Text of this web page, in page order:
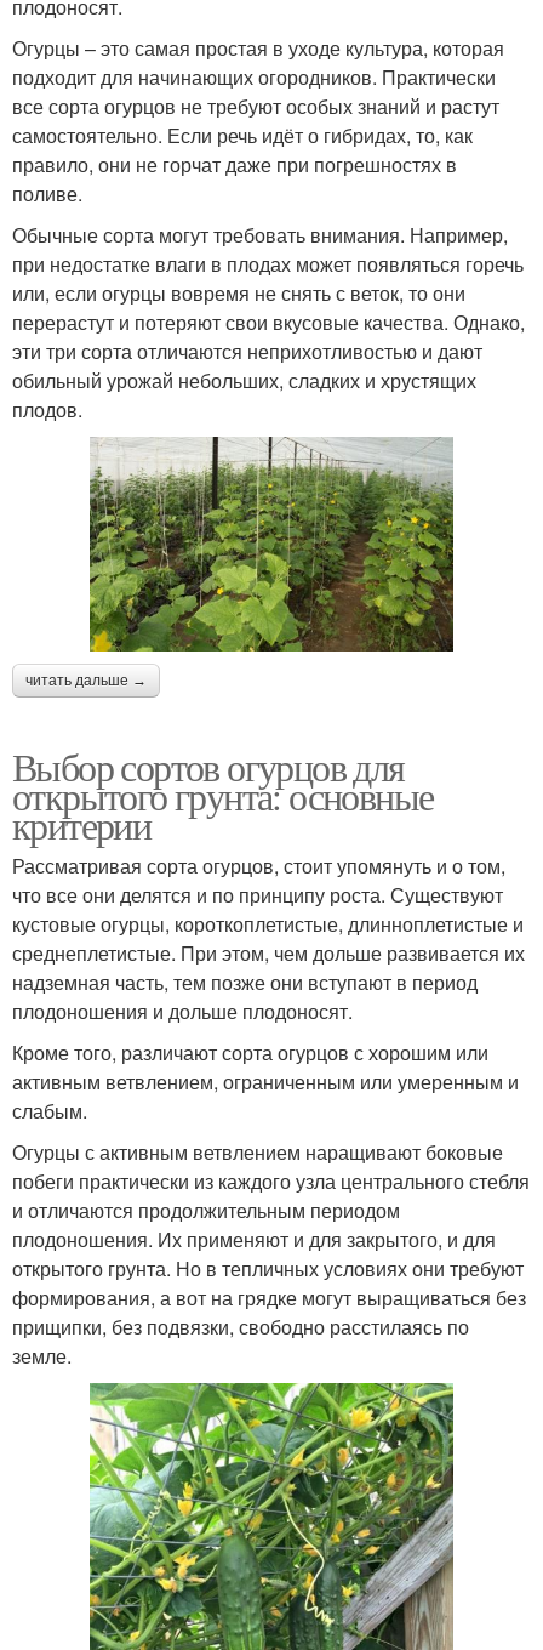
плодоносят.
Огурцы – это самая простая в уходе культура, которая
подходит для начинающих огородников. Практически
все сорта огурцов не требуют особых знаний и растут
самостоятельно. Если речь идёт о гибридах, то, как
правило, они не горчат даже при погрешностях в
поливе.
Обычные сорта могут требовать внимания. Например,
при недостатке влаги в плодах может появляться горечь
или, если огурцы вовремя не снять с веток, то они
перерастут и потеряют свои вкусовые качества. Однако,
эти три сорта отличаются неприхотливостью и дают
обильный урожай небольших, сладких и хрустящих
плодов.
читать дальше →
Выбор сортов огурцов для
открытого грунта: основные
критерии
Рассматривая сорта огурцов, стоит упомянуть и о том,
что все они делятся и по принципу роста. Существуют
кустовые огурцы, короткоплетистые, длинноплетистые и
среднеплетистые. При этом, чем дольше развивается их
надземная часть, тем позже они вступают в период
плодоношения и дольше плодоносят.
Кроме того, различают сорта огурцов с хорошим или
активным ветвлением, ограниченным или умеренным и
слабым.
Огурцы с активным ветвлением наращивают боковые
побеги практически из каждого узла центрального стебля
и отличаются продолжительным периодом
плодоношения. Их применяют и для закрытого, и для
открытого грунта. Но в тепличных условиях они требуют
формирования, а вот на грядке могут выращиваться без
прищипки, без подвязки, свободно расстилаясь по
земле.